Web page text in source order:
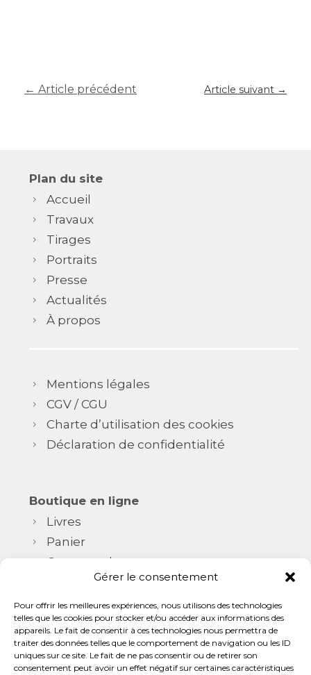
Gérer le consentement
Pour offrir les meilleures expériences, nous utilisons des technologies
telles que les cookies pour stocker et/ou accéder aux informations des
appareils. Le fait de consentir à ces technologies nous permettra de
traiter des données telles que le comportement de navigation ou les ID
uniques sur ce site. Le fait de ne pas consentir ou de retirer son
consentement peut avoir un effet négatif sur certaines caractéristiques
← Article précédent Article suivant →
Plan du site
Accueil
Travaux
Tirages
Portraits
Presse
Actualités
À propos
Mentions légales
CGV / CGU
Charte d’utilisation des cookies
Déclaration de confidentialité
Boutique en ligne
Livres
Panier
Commande
CGV / CGU
Me contacter
+33 6 25 18 71 02